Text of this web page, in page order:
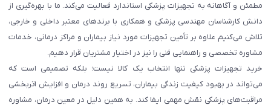
مطمئن و آگاهانه به تجهیزات پزشکی استاندارد فعالیت می‌کند. ما با بهره‌گیری از
دانش کارشناسان مهندسی پزشکی و همکاری با برندهای معتبر داخلی و خارجی،
تلاش می‌کنیم علاوه بر تأمین تجهیزات مورد نیاز بیماران و مراکز درمانی، خدمات
مشاوره تخصصی و راهنمایی فنی را نیز در اختیار مشتریان قرار دهیم.
خرید تجهیزات پزشکی تنها انتخاب یک کالا نیست؛ بلکه تصمیمی است که
می‌تواند در بهبود کیفیت زندگی بیماران، تسریع روند درمان و افزایش اثربخشی
مراقبت‌های پزشکی نقش مهمی ایفا کند. به همین دلیل در معین درمان، مشاوره